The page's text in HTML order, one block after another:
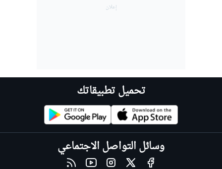
تحميل تطبيقاتك
وسائل التواصل الاجتماعي